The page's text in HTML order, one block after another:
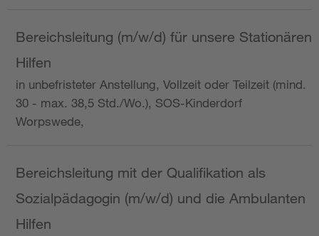
Bereichsleitung (m/w/d) für unsere Stationären
Hilfen
in unbefristeter Anstellung, Vollzeit oder Teilzeit (mind.
30 - max. 38,5 Std./Wo.), SOS-Kinderdorf
Worpswede,
Bereichsleitung mit der Qualifikation als
Sozialpädagogin (m/w/d) und die Ambulanten
Hilfen